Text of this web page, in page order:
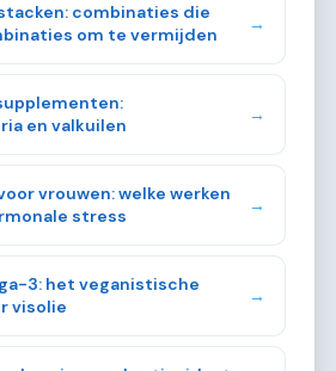
combinaties die
om te vermijden
→
en valkuilen
→
vrouwen: welke werken
stress
→
3: het veganistische
visolie
→